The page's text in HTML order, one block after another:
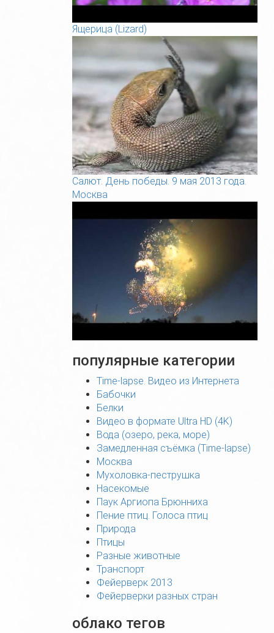
Ящерица (Lizard)
Салют. День победы. 9 мая 2013 года.
Москва
популярные категории
Time-lapse. Видео из Интернета
Бабочки
Белки
Видео в формате Ultra HD (4K)
Вода (озеро, река, море)
Замедленная съёмка (Time-lapse)
Москва
Мухоловка-пеструшка
Насекомые
Паук Аргиопа Брюнниха
Пение птиц. Голоса птиц
Природа
Птицы
Разные животные
Транспорт
Фейерверк 2013
Фейерверки разных стран
облако тегов